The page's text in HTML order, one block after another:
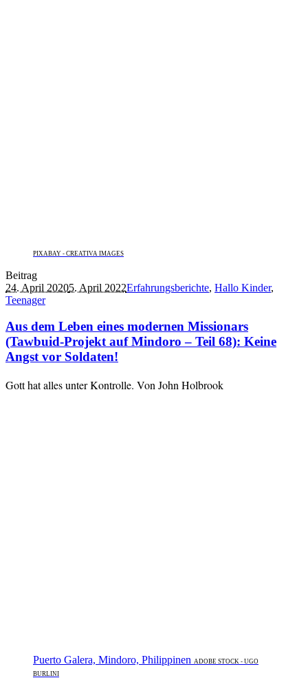
PIXABAY - CREATIVA IMAGES
Beitrag
24. April 20205. April 2022Erfahrungsberichte, Hallo Kinder,
Teenager
Aus dem Leben eines modernen Missionars
(Tawbuid-Projekt auf Mindoro – Teil 68): Keine
Angst vor Soldaten!
Gott hat alles unter Kontrolle. Von John Holbrook
Puerto Galera, Mindoro, Philippinen ADOBE STOCK - UGO
BURLINI